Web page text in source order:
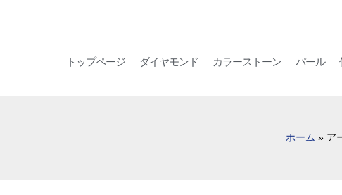
トップページ ダイヤモンド カラーストーン パール
ホーム » ア